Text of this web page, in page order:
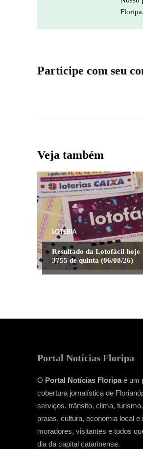
Floripa.
Participe com seu
Veja também
LOTERIA
Resultado da Lotofácil hoje
3755 de quinta (06/08/26)
Portal Notícias Floripa
O Portal Notícias Floripaé um
cobertura jornalística de
serviços, trânsito, clima,
praias, cultura, economia local
moradores, visitantes e todos
dia da capital catarinense.